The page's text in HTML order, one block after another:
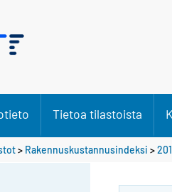
Tietoa tilastoista
> Rakennuskustannusindeksi >